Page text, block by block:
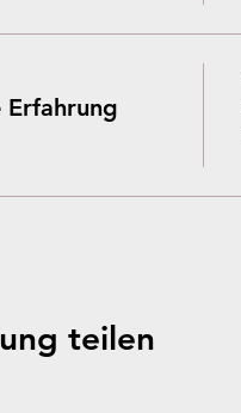
Erfahrung
teilen